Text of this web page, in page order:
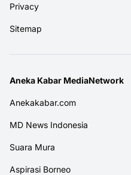
Privacy
Sitemap
Aneka Kabar MediaNetwork
Anekakabar.com
MD News Indonesia
Suara Mura
Aspirasi Borneo